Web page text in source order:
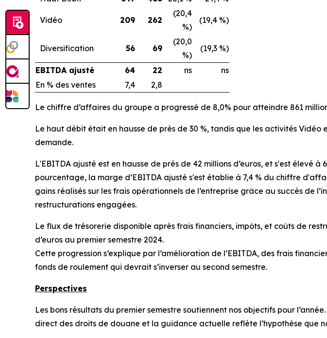
Vidéo 209 262
(20,4
%)
(19,4 %)
Diversification 56 69
(20,0
%)
(19,3 %)
EBITDA ajusté 64 22 ns
ns
En % des ventes
7,4 2,8
Le chiffre d’affaires du groupe a progressé de 8,0% pour atteindre 861
Le haut débit était en hausse de près de 30 %, tandis que les activités
demande.
L'EBITDA ajusté est en hausse de près de 42 millions d’euros, et s'est élevé
pourcentage, la marge d’EBITDA ajusté s'est établie à 7,4 % du chiffre
gains réalisés sur les frais opérationnels de l’entreprise grâce au succès de
restructurations engagées.
Le flux de trésorerie disponible après frais financiers, impôts, et coûts de
d’euros au premier semestre 2024.
Cette progression s’explique par l’amélioration de l’EBITDA, des frais
fonds de roulement qui devrait s’inverser au second semestre.
Perspectives
Les bons résultats du premier semestre soutiennent nos objectifs pour
direct des droits de douane et la guidance actuelle reflète l’hypothèse que